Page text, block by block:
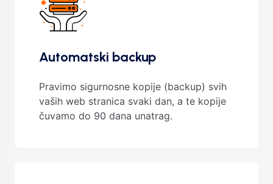
Automatski backup
Pravimo sigurnosne kopije (backup) svih
vaših web stranica svaki dan, a te kopije
čuvamo do 90 dana unatrag.